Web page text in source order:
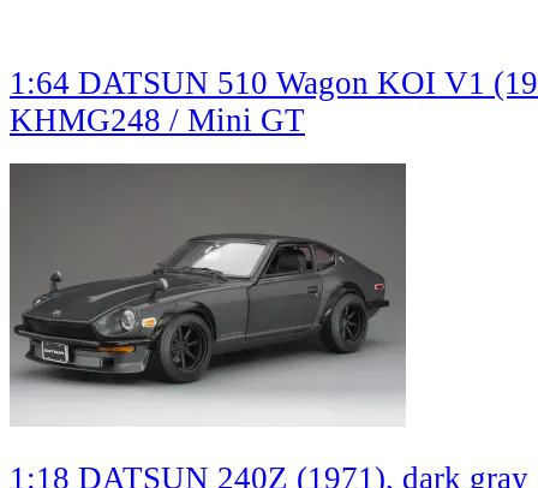
1:64 DATSUN 510 Wagon KOI V1
KHMG248 / Mini GT
1:18 DATSUN 240Z (1971), dark gray